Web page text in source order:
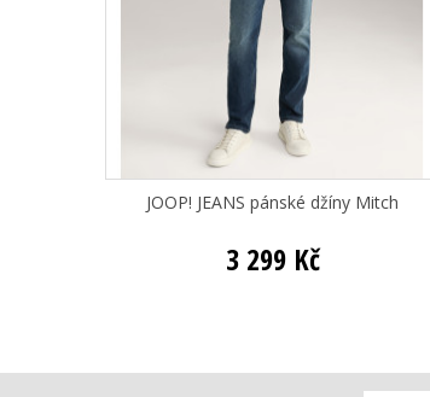
JOOP! JEANS pánské džíny Mitch
3 299 Kč